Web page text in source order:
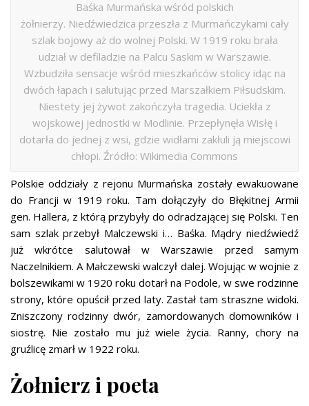
Baśka Murmańska wśród polskich
żołnierzy. Niedźwiedzica przeszła z Murmańczykami cały
szlak bojowy aż do wolnej Polski. W 1919 roku brała
udział w defiladzie na Palcu Saskim w Warszawie.
Wzbudziła sensacje wśród mieszkańców stolicy idąc na
dwóch łapach i salutując przed Marszałkiem Piłsudskim.
Niestety jej żywot zakończyła tragedia. Uciekła z
wojskowej jednostki w Modlinie. Przepłynęła Wisłę i
dotarła do jednej z wsi, gdzie widłami zakłuli ją miejscowi
chłopi. Źródło: Wikimedia Commons
Polskie oddziały z rejonu Murmańska zostały ewakuowane
do Francji w 1919 roku. Tam dołączyły do Błękitnej Armii
gen. Hallera, z którą przybyły do odradzającej się Polski. Ten
sam szlak przebył Malczewski i… Baśka. Mądry niedźwiedź
już wkrótce salutował w Warszawie przed samym
Naczelnikiem. A Małczewski walczył dalej. Wojując w wojnie z
bolszewikami w 1920 roku dotarł na Podole, w swe rodzinne
strony, które opuścił przed laty. Zastał tam straszne widoki.
Zniszczony rodzinny dwór, zamordowanych domowników i
siostrę. Nie zostało mu już wiele życia. Ranny, chory na
gruźlicę zmarł w 1922 roku.
Żołnierz i poeta